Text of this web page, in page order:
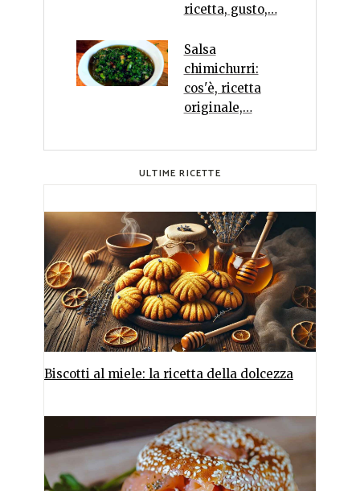
ricetta, gusto,…
Salsa
chimichurri:
cos'è, ricetta
originale,…
ULTIME RICETTE
Biscotti al miele: la ricetta della dolcezza